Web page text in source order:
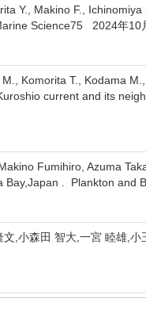
Y., Makino F.,
Science75 2024年10
Komorita T., Kodama
current and its
Fumihiro, Azuma
Bay,Japan . Plankton
,小森田 智大,一宮 睦雄,